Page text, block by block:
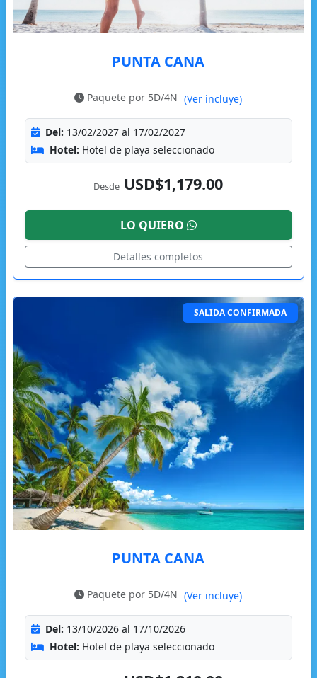
PUNTA CANA
Paquete por 5D/4N (Ver incluye)
Del: 13/02/2027 al 17/02/2027
Hotel: Hotel de playa seleccionado
Desde USD$1,179.00
LO QUIERO
Detalles completos
SALIDA CONFIRMADA
PUNTA CANA
Paquete por 5D/4N (Ver incluye)
Del: 13/10/2026 al 17/10/2026
Hotel: Hotel de playa seleccionado